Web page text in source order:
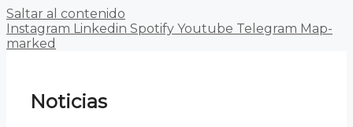
Saltar al contenido
Instagram Linkedin Spotify Youtube Telegram Map-
marked
Noticias